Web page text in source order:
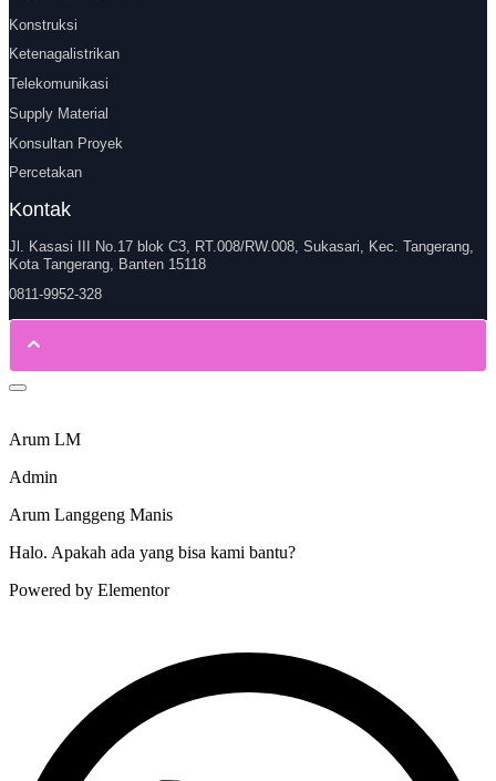
Konstruksi
Ketenagalistrikan
Telekomunikasi
Supply Material
Konsultan Proyek
Percetakan
Kontak
Jl. Kasasi III No.17 blok C3, RT.008/RW.008, Sukasari, Kec. Tangerang,
Kota Tangerang, Banten 15118
0811-9952-328
Arum LM
Admin
Arum Langgeng Manis
Halo. Apakah ada yang bisa kami bantu?
Powered by Elementor